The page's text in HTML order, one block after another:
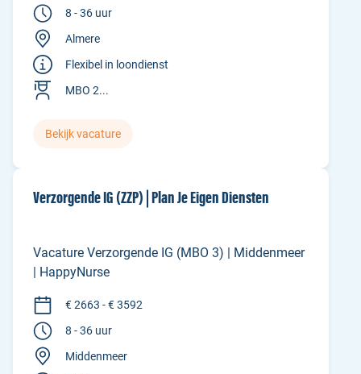
8 - 36 uur
Almere
Flexibel in loondienst
MBO 2...
Bekijk vacature
Verzorgende IG (ZZP) | Plan Je Eigen Diensten
Vacature Verzorgende IG (MBO 3) | Middenmeer
| HappyNurse
€ 2663 - € 3592
8 - 36 uur
Middenmeer